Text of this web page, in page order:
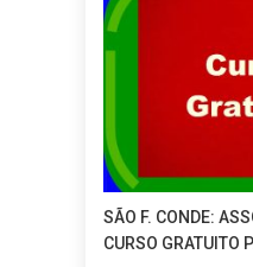
SÃO F. CONDE:
CURSO GRATUITO